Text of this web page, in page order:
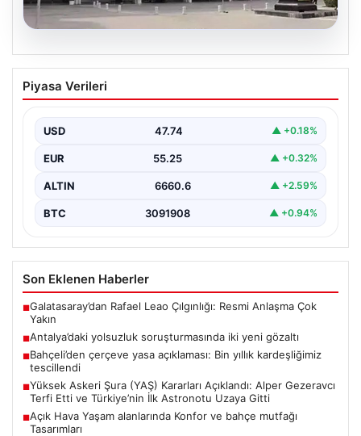
Antalya’daki yolsuzluk soruşturmasında
iki yeni gözaltı
Piyasa Verileri
USD 47.74 ▲ +0.18%
EUR 55.25 ▲ +0.32%
ALTIN 6660.6 ▲ +2.59%
BTC 3091908 ▲ +0.94%
Son Eklenen Haberler
■Galatasaray’dan Rafael Leao Çılgınlığı: Resmi Anlaşma Çok
Yakın
■Antalya’daki yolsuzluk soruşturmasında iki yeni gözaltı
■Bahçeli’den çerçeve yasa açıklaması: Bin yıllık kardeşliğimiz
tescillendi
■Yüksek Askeri Şura (YAŞ) Kararları Açıklandı: Alper Gezeravcı
Terfi Etti ve Türkiye’nin İlk Astronotu Uzaya Gitti
■Açık Hava Yaşam alanlarında Konfor ve bahçe mutfağı
Tasarımları